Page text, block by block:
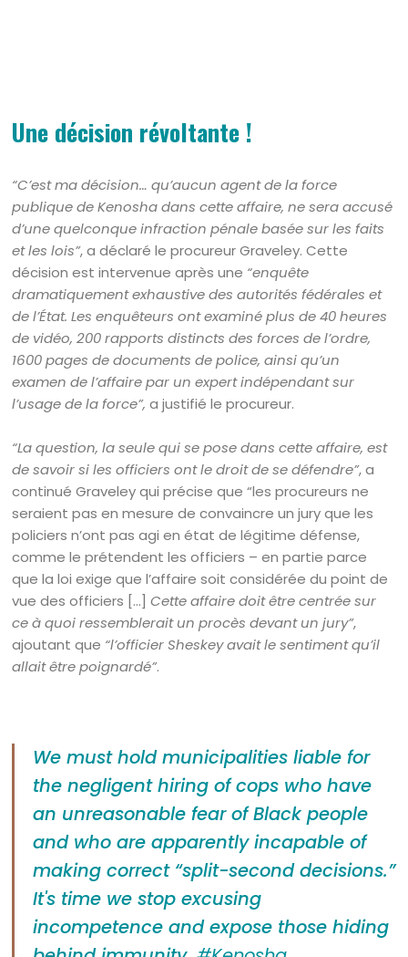
Une décision révoltante !
“C’est ma décision… qu’aucun agent de la force
publique de Kenosha dans cette affaire, ne sera accusé
d’une quelconque infraction pénale basée sur les faits
et les lois”, a déclaré le procureur Graveley. Cette
décision est intervenue après une “enquête
dramatiquement exhaustive des autorités fédérales et
de l’État. Les enquêteurs ont examiné plus de 40 heures
de vidéo, 200 rapports distincts des forces de l’ordre,
1600 pages de documents de police, ainsi qu’un
examen de l’affaire par un expert indépendant sur
l’usage de la force”, a justifié le procureur.
“La question, la seule qui se pose dans cette affaire, est
de savoir si les officiers ont le droit de se défendre”, a
continué Graveley qui précise que “les procureurs ne
seraient pas en mesure de convaincre un jury que les
policiers n’ont pas agi en état de légitime défense,
comme le prétendent les officiers – en partie parce
que la loi exige que l’affaire soit considérée du point de
vue des officiers […]Cette affaire doit être centrée sur
ce à quoi ressemblerait un procès devant un jury”,
ajoutant que “l’officier Sheskey avait le sentiment qu’il
allait être poignardé”.
We must hold municipalities liable for
the negligent hiring of cops who have
an unreasonable fear of Black people
and who are apparently incapable of
making correct “split-second decisions.”
It's time we stop excusing
incompetence and expose those hiding